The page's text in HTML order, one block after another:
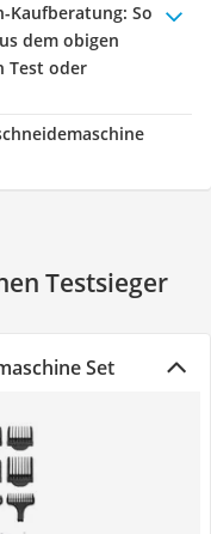
Kaufberatung: So
dem obigen
Test oder
Testsieger
Set